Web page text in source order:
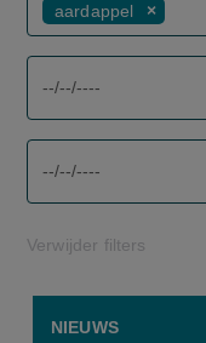
aardappel
Verwijder filters
NIEUWS